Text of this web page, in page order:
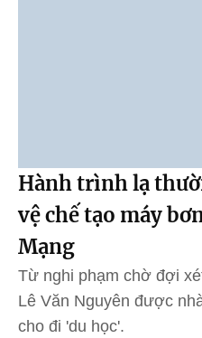
Hành trình lạ
vệ chế tạo máy
Mạng
Từ nghi phạm chờ đợi
Lê Văn Nguyên được
cho đi 'du học'.